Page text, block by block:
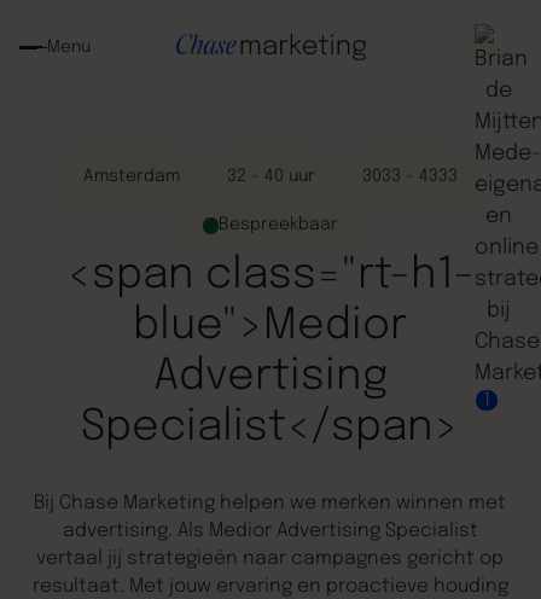
Menu
1
Amsterdam 32 - 40 uur 3033 - 4333
Bespreekbaar
<span class="rt-h1-
blue">Medior
Advertising
Specialist</span>
Bij Chase Marketing helpen we merken winnen met
advertising. Als Medior Advertising Specialist
vertaal jij strategieën naar campagnes gericht op
resultaat. Met jouw ervaring en proactieve houding